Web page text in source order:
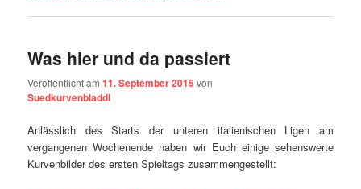
Was hier und da passiert
Veröffentlicht am11. September 2015 von
Suedkurvenbladdl
Anlässlich des Starts der unteren italienischen Ligen am
vergangenen Wochenende haben wir Euch einige sehenswerte
Kurvenbilder des ersten Spieltags zusammengestellt: